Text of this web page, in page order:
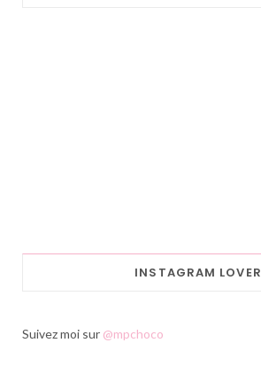
INSTAGRAM LOVER
Suivez moi sur @mpchoco